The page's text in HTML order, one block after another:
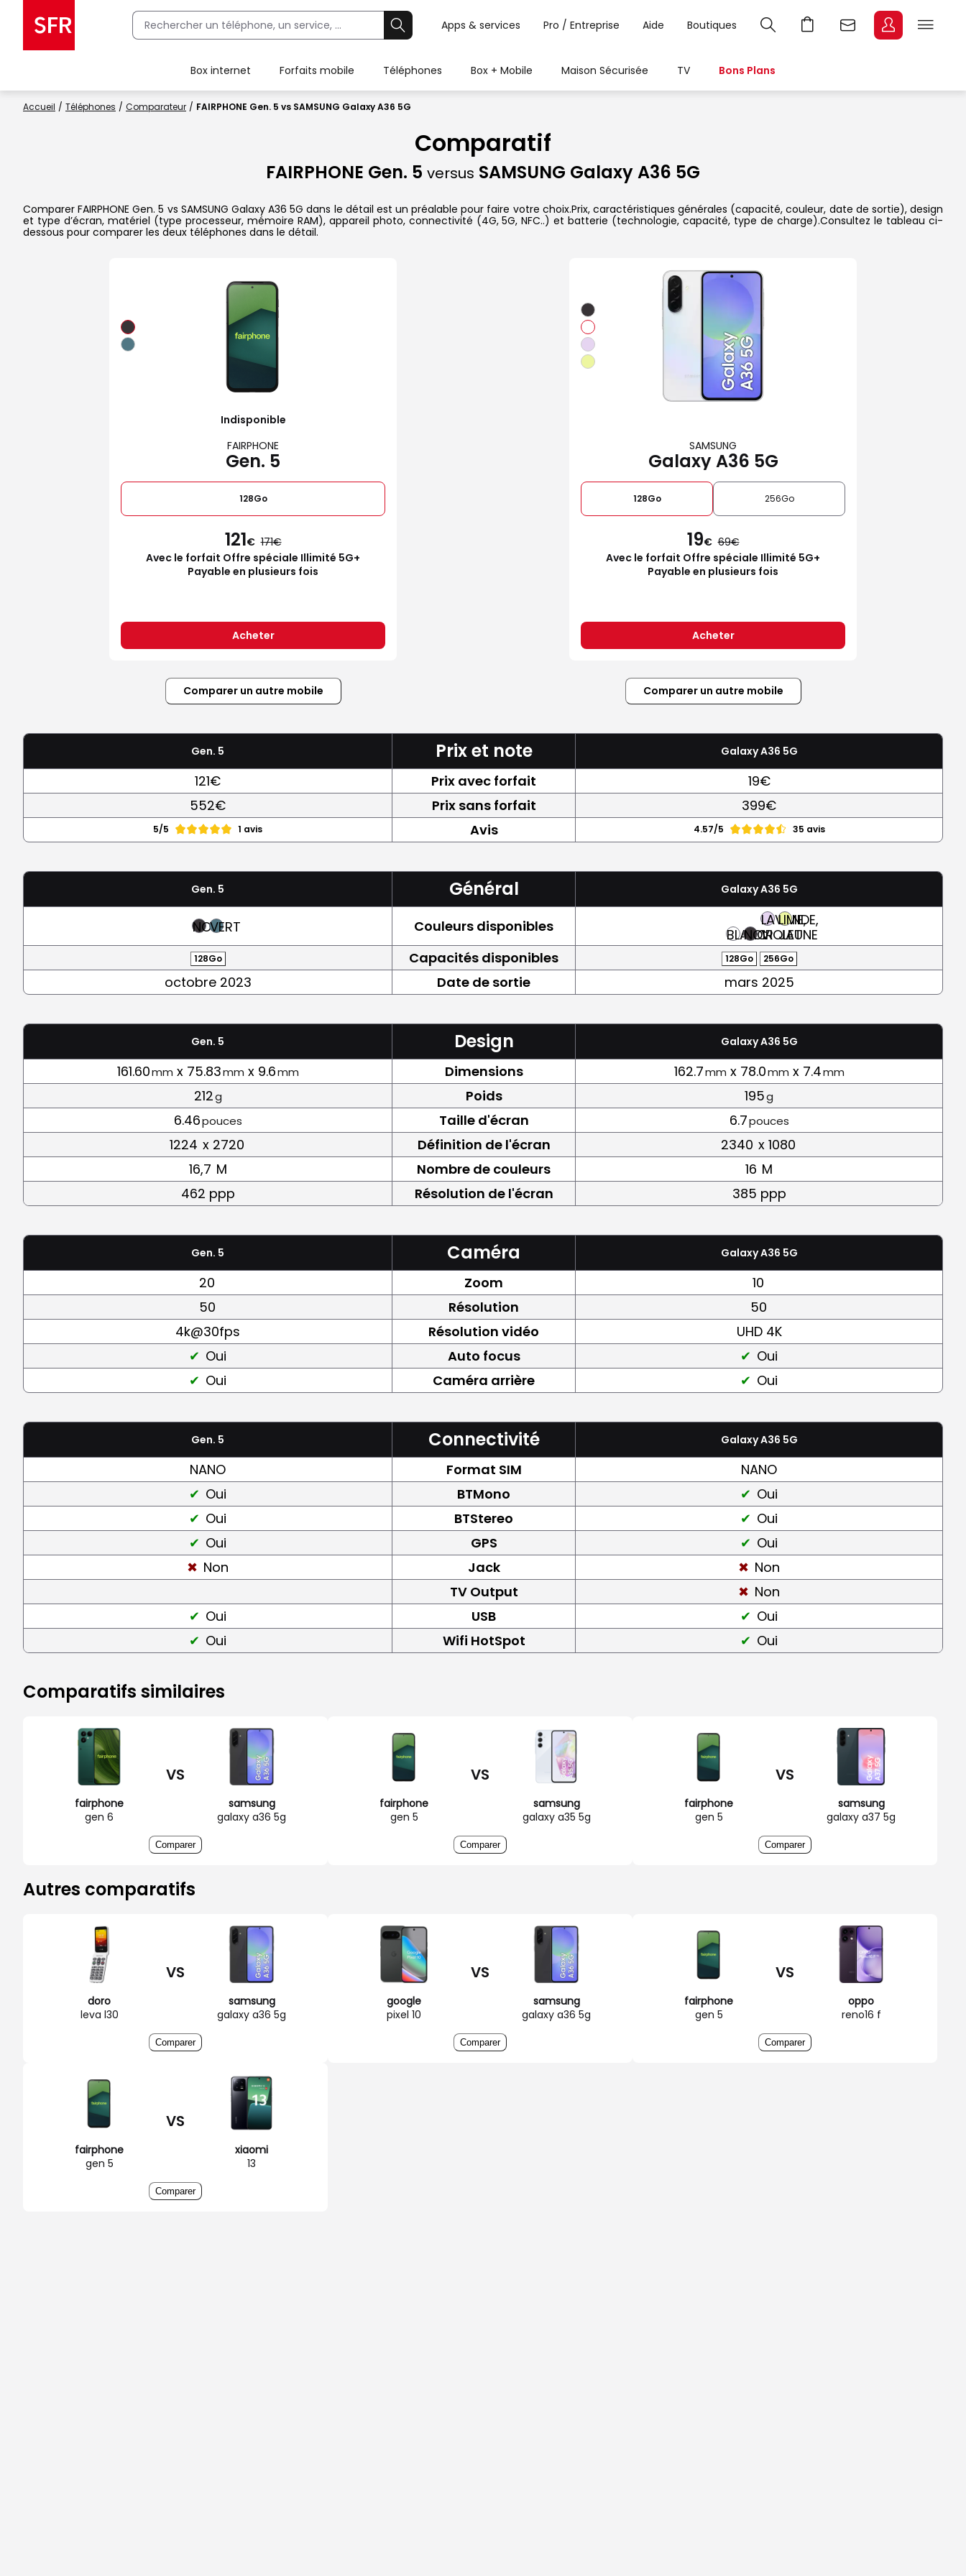
Apps & services Pro / Entreprise Aide Boutiques
Box internet Forfaits mobile Téléphones Box + Mobile Maison Sécurisée TV Bons Plans
Accueil Téléphones Comparateur FAIRPHONE Gen. 5 vs SAMSUNG Galaxy A36 5G
Comparatif
FAIRPHONE Gen. 5 versus SAMSUNG Galaxy A36 5G
Comparer FAIRPHONE Gen. 5 vs SAMSUNG Galaxy A36 5G dans le détail est un préalable pour faire votre choix.Prix, caractéristiques générales (capacité, couleur, date de sortie), design
et type d’écran, matériel (type processeur, mémoire RAM), appareil photo, connectivité (4G, 5G, NFC..) et batterie (technologie, capacité, type de charge).Consultez le tableau ci-
dessous pour comparer les deux téléphones dans le détail.
Indisponible
FAIRPHONE
Gen. 5
128Go
121€ 171
Avec le forfait Offre spéciale Illimité 5G+
Payable en plusieurs fois
Acheter
SAMSUNG
Galaxy A36 5G
128Go 256Go
19€ 69
Avec le forfait Offre spéciale Illimité 5G+
Payable en plusieurs fois
Acheter
Comparer un autre mobile Comparer un autre mobile
Gen. 5 Prix et note Galaxy A36 5G
121€ Prix avec forfait
19€
552€
Prix sans forfait 399€
5/5 1 avis Avis 4.57/5 35 avis
Gen. 5 Général Galaxy A36 5G
NOIRVERT Couleurs disponibles BLANC
NOIR
LAVANDE,
VIOLET
LIME,
JAUNE
128Go Capacités disponibles 128Go 256Go
octobre 2023 Date de sortie mars 2025
Gen. 5 Design Galaxy A36 5G
161.60mm x 75.83mm x 9.6mm Dimensions 162.7mm x 78.0mm x 7.4mm
212g Poids 195g
6.46pouces Taille d'écran 6.7pouces
1224 x 2720 Définition de l'écran 2340 x 1080
16,7 M Nombre de couleurs 16 M
462 ppp
Résolution de l'écran 385 ppp
Gen. 5 Caméra Galaxy A36 5G
20 Zoom
10
50
Résolution
50
4k@30fps
Résolution vidéo
UHD 4K
Oui
Auto focus
Oui
Oui
Caméra arrière Oui
Gen. 5 Connectivité Galaxy A36 5G
NANO Format SIM
NANO
Oui
BTMono
Oui
Oui
BTStereo
Oui
Oui
GPS
Oui
Non
Jack
Non
TV Output
Non
Oui
USB
Oui
Oui
Wifi HotSpot Oui
Comparatifs similaires
fairphone
gen 6
VS
samsung
galaxy a36 5g
Comparer
fairphone
gen 5
VS
samsung
galaxy a35 5g
Comparer
fairphone
gen 5
VS
samsung
galaxy a37 5g
Comparer
Autres comparatifs
doro
leva l30
VS
samsung
galaxy a36 5g
Comparer
google
pixel 10
VS
samsung
galaxy a36 5g
Comparer
fairphone
gen 5
VS
oppo
reno16 f
Comparer
fairphone
gen 5
VS
xiaomi
13
Comparer